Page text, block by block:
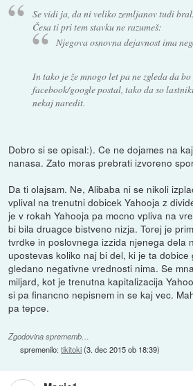
Se vidi ja, da ni veliko zemljanov tudi
Česa ti pri tem stavku ne razumeš:
Njegova osnovna dejavnost ima
In tako je že mnogo let pa ne zgleda da
facebook/google postal, tako da so
nekaj naredit.
Dobro si se opisal:). Ce ne dojames na
nanasa. Zato moras prebrati izvoreno
Da ti olajsam. Ne, Alibaba ni se nikoli
vplival na trenutni dobicek Yahooja z
je v rokah Yahooja pa mocno vpliva na
bi bila druagce bistveno nizja. Torej je
tvrdke in poslovnega izzida njenega dela
upostevas koliko naj bi del, ki je ta
gledano negativne vrednosti nima. Se
miljard, kot je trenutna kapitalizacija
si pa financno nepisnem in se kaj vec.
pa tepce.
Zgodovina sprememb…
spremenilo:tikitoki(3. dec 2015 ob 18:39)